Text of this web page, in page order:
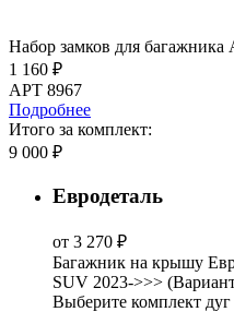
Набор замков для багажника
1 160 ₽
АРТ 8967
Подробнее
Итого за комплект:
9 000 ₽
Евродеталь
от 3 270 ₽
Багажник на крышу
SUV 2023->>>
Выберите комплект дуг